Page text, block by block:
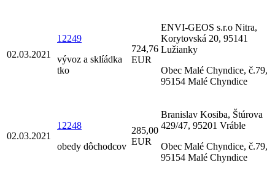
02.03.2021
12249
vývoz a sklíádka
tko
724,76
EUR
ENVI-GEOS s.r.o Nitra,
Korytovská 20, 95141
Lužianky
Obec Malé Chyndice, č.79,
95154 Malé Chyndice
02.03.2021
12248
obedy dôchodcov
285,00
EUR
Branislav Kosiba, Štúrova
429/47, 95201 Vráble
Obec Malé Chyndice, č.79,
95154 Malé Chyndice